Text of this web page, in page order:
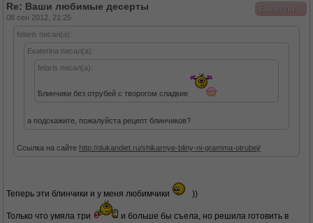
Eкaterina
Re: Ваши любимые десерты
08 сен 2012, 21:25
felaris писал(а):
Eкaterina писал(а):
felaris писал(а):
Блинчики без отрубей с творогом сладкие
а подскажите, пожалуйста рецепт блинчиков?
Ссылка на сайте http://dukandiet.ru/shikarnye-bliny-ni-gramma-otrubej/
Теперь эти блинчики и у меня любимчики ))
Только что умяла три
и больше бы съела, но решила готовить в